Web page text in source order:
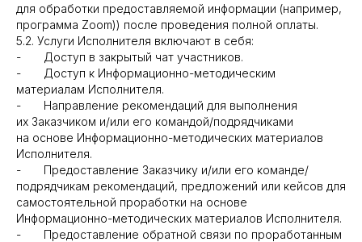
для обработки предоставляемой информации (например,
программа Zoom)) после проведения полной оплаты.
5.2. Услуги Исполнителя включают в себя:
- Доступ в закрытый чат участников.
- Доступ к Информационно-методическим
материалам Исполнителя.
- Направление рекомендаций для выполнения
их Заказчиком и/или его командой/подрядчиками
на основе Информационно-методических материалов
Исполнителя.
- Предоставление Заказчику и/или его команде/
подрядчикам рекомендаций, предложений или кейсов для
самостоятельной проработки на основе
Информационно-методических материалов Исполнителя.
- Предоставление обратной связи по проработанным